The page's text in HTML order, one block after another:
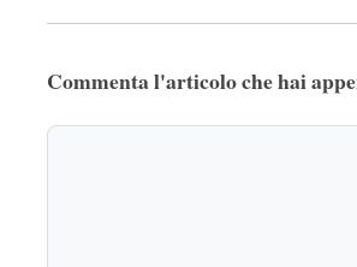
Commenta l'articolo che hai